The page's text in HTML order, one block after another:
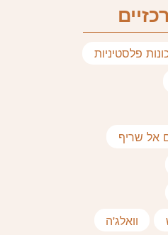
פלסטיניות
אל שריף
וואלג'ה